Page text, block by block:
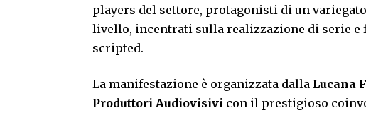
players del settore, protagonisti di un
livello, incentrati sulla realizzazione di serie
scripted.
La manifestazione è organizzata dalla Lucana
Produttori Audiovisivi con il prestigioso